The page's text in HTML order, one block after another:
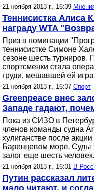
21 ноября 2013 г., 16:39
Теннисистка Алиса
награду WTA
Приз в номинации
теннисистке Симоне
сезоне шесть
спортсменки стала
груди, мешавшей ей
21 ноября 2013 г., 16:37 Спорт
Greenpeace внес
Западе гадают,
Пока из СИЗО в
членов команды судна
хулиганстве после
Баренцевом море. Суды
залог еще шесть человек.
21 ноября 2013 г., 16:31 В
Путин рассказал
мало читают, и